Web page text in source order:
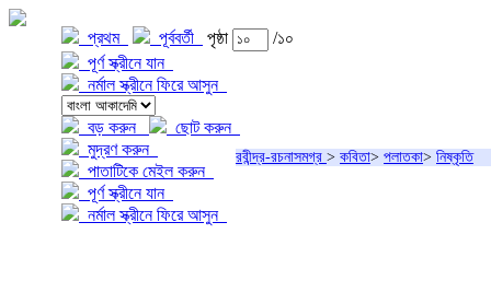
প্রথম পূর্ববর্তী পৃষ্ঠা
/১০
পূর্ণ স্ক্রীনে যান
নর্মাল স্ক্রীনে ফিরে আসুন
বড় করুন
ছোট করুন
মুদ্রণ করুন
পাতাটিকে মেইল করুন
পূর্ণ স্ক্রীনে যান
নর্মাল স্ক্রীনে ফিরে আসুন
রবীন্দ্র-রচনাসমগ্র > কবিতা> পলাতকা> নিষ্কৃতি